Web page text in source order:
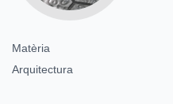
Matèria
Arquitectura